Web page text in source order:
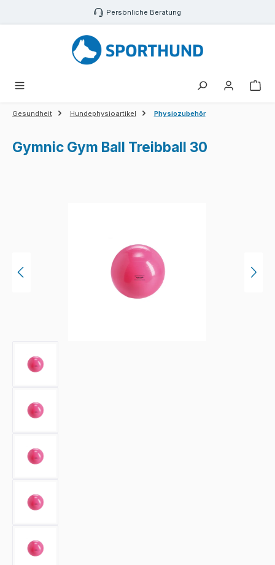
Zum Hauptinhalt springen Persönliche Beratung
Gesundheit Hundephysioartikel Physiozubehör
Gymnic Gym Ball Treibball 30